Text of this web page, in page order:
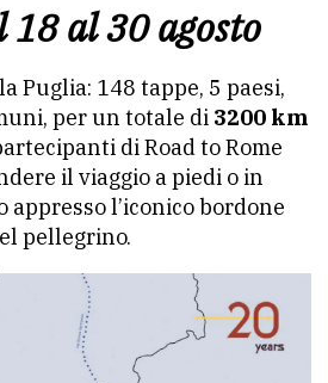
18 al 30 agosto
Puglia: 148 tappe, 5 paesi,
per un totale di 3200 km
di Road to Rome
il viaggio a piedi o in
l’iconico bordone
pellegrino.